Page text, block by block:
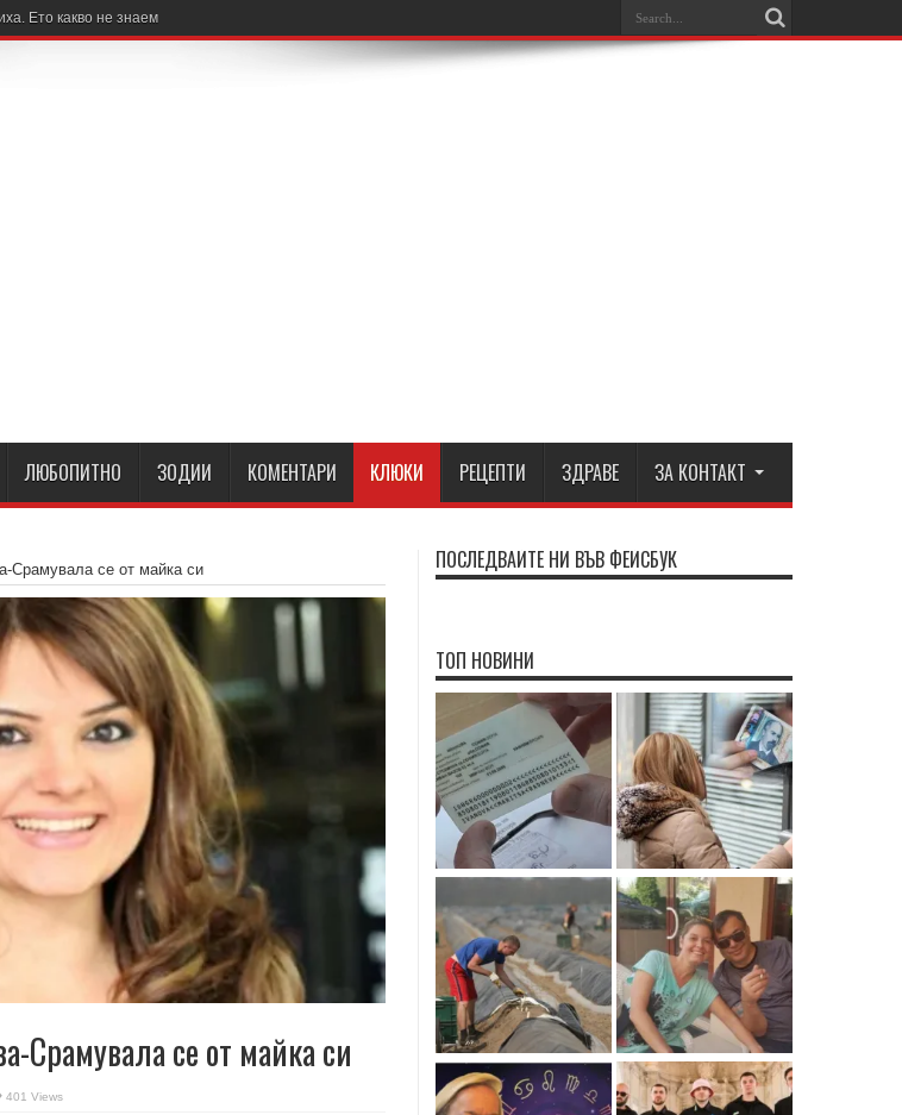
Ето какво не знаем
ЛЮБОПИТНО ЗОДИИ КОМЕНТАРИ КЛЮКИ РЕЦЕПТИ ЗДРАВЕ ЗА КОНТАКТ
Срамувала се от майка си
Срамувала се от майка си
401 Views
ПОСЛЕДВАЙТЕ НИ ВЪВ ФЕЙСБУК
ТОП НОВИНИ